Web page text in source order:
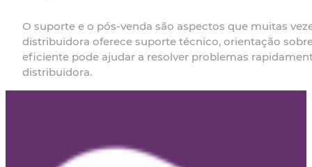
O suporte e o pós-venda são aspectos que muitas
distribuidora oferece suporte técnico, orientação
eficiente pode ajudar a resolver problemas
distribuidora.